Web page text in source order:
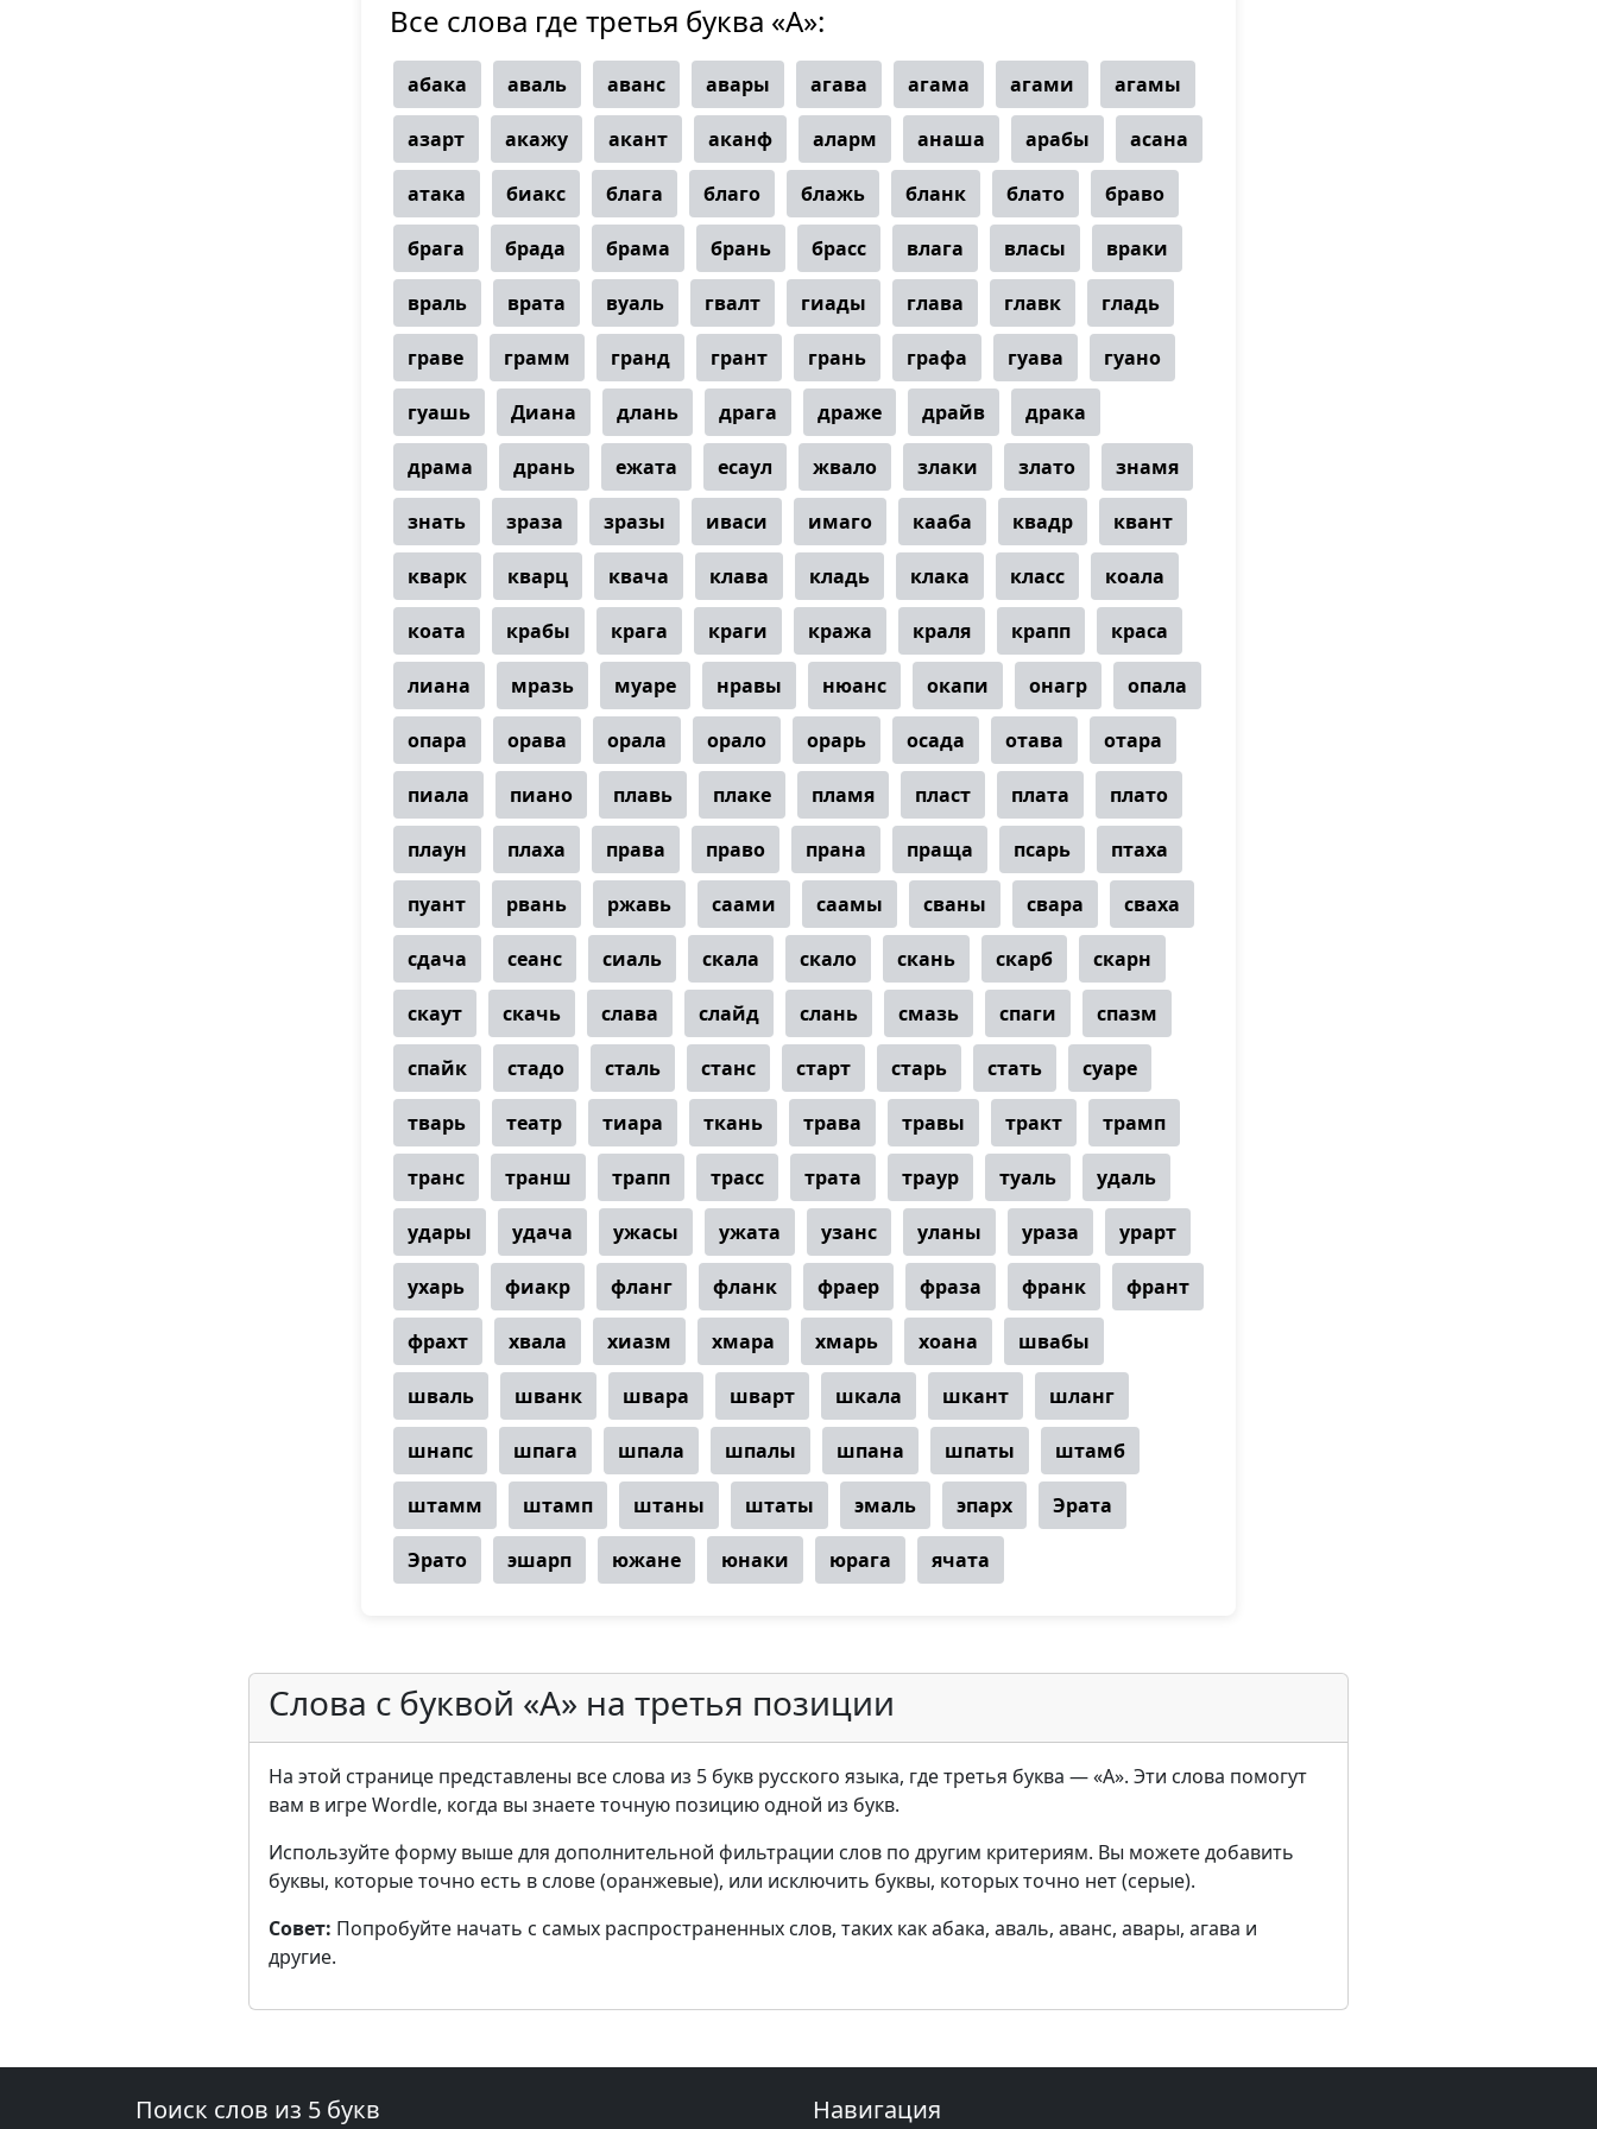
Все слова где третья буква «А»:
абака аваль аванс авары агава агама агами агамы
азарт акажу акант аканф аларм анаша арабы асана
атака биакс блага благо блажь бланк блато браво
брага брада брама брань брасс влага власы враки
враль врата вуаль гвалт гиады глава главк гладь
граве грамм гранд грант грань графа гуава гуано
гуашь Диана длань драга драже драйв драка
драма дрань ежата есаул жвало злаки злато знамя
знать зраза зразы иваси имаго кааба квадр квант
кварк кварц квача клава кладь клака класс коала
коата крабы крага краги кража краля крапп краса
лиана мразь муаре нравы нюанс окапи онагр опала
опара орава орала орало орарь осада отава отара
пиала пиано плавь плаке пламя пласт плата плато
плаун плаха права право прана праща псарь птаха
пуант рвань ржавь саами саамы сваны свара сваха
сдача сеанс сиаль скала скало скань скарб скарн
скаут скачь слава слайд слань смазь спаги спазм
спайк стадо сталь станс старт старь стать суаре
тварь театр тиара ткань трава травы тракт трамп
транс транш трапп трасс трата траур туаль удаль
удары удача ужасы ужата узанс уланы ураза урарт
ухарь фиакр фланг фланк фраер фраза франк франт
фрахт хвала хиазм хмара хмарь хоана швабы
шваль шванк швара шварт шкала шкант шланг
шнапс шпага шпала шпалы шпана шпаты штамб
штамм штамп штаны штаты эмаль эпарх Эрата
Эрато эшарп южане юнаки юрага ячата
Слова с буквой «А» на третья позиции
На этой странице представлены все слова из 5 букв русского языка, где третья буква — «А». Эти слова помогут
вам в игре Wordle, когда вы знаете точную позицию одной из букв.
Используйте форму выше для дополнительной фильтрации слов по другим критериям. Вы можете добавить
буквы, которые точно есть в слове (оранжевые), или исключить буквы, которых точно нет (серые).
Совет: Попробуйте начать с самых распространенных слов, таких как абака, аваль, аванс, авары, агава и
другие.
Поиск слов из 5 букв Навигация